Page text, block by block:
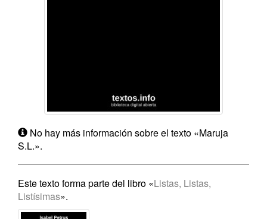
No hay más información sobre el texto «Maruja
S.L.».
Este texto forma parte del libro «Listas, Listas,
Listísimas».